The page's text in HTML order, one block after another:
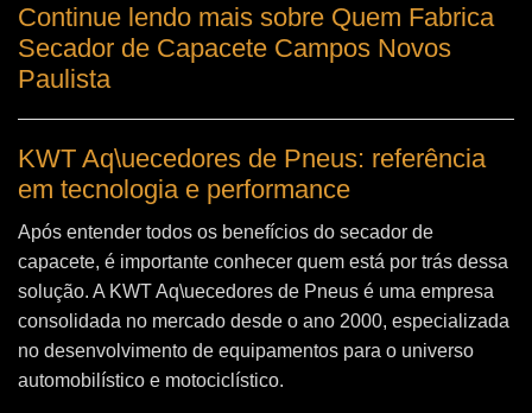
Continue lendo mais sobre Quem Fabrica
Secador de Capacete Campos Novos
Paulista
KWT Aq\uecedores de Pneus: referência
em tecnologia e performance
Após entender todos os benefícios do secador de
capacete, é importante conhecer quem está por trás dessa
solução. A KWT Aq\uecedores de Pneus é uma empresa
consolidada no mercado desde o ano 2000, especializada
no desenvolvimento de equipamentos para o universo
automobilístico e motociclístico.